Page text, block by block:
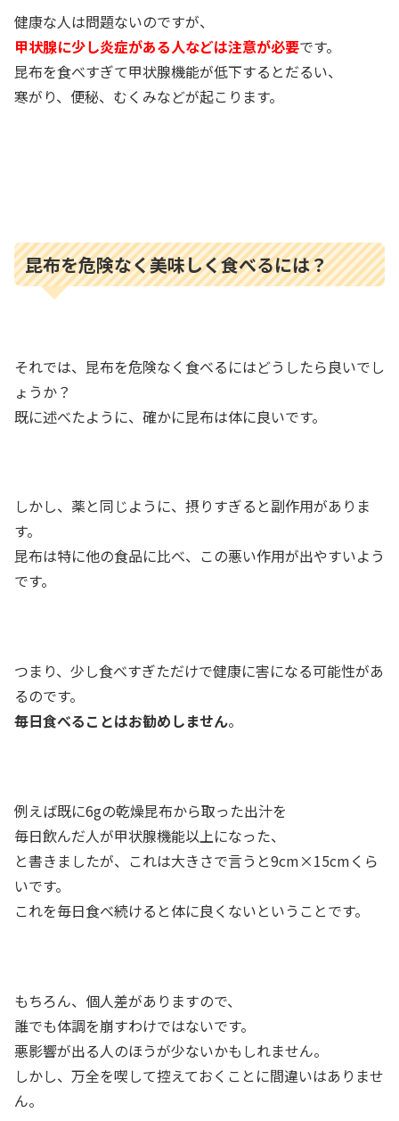
健康な人は問題ないのですが、
甲状腺に少し炎症がある人などは注意が必要です。
昆布を食べすぎて甲状腺機能が低下するとだるい、
寒がり、便秘、むくみなどが起こります。
昆布を危険なく美味しく食べるには？
それでは、昆布を危険なく食べるにはどうしたら良いでし
ょうか？
既に述べたように、確かに昆布は体に良いです。
しかし、薬と同じように、摂りすぎると副作用がありま
す。
昆布は特に他の食品に比べ、この悪い作用が出やすいよう
です。
つまり、少し食べすぎただけで健康に害になる可能性があ
るのです。
毎日食べることはお勧めしません。
例えば既に6gの乾燥昆布から取った出汁を
毎日飲んだ人が甲状腺機能以上になった、
と書きましたが、これは大きさで言うと9cm×15cmくら
いです。
これを毎日食べ続けると体に良くないということです。
もちろん、個人差がありますので、
誰でも体調を崩すわけではないです。
悪影響が出る人のほうが少ないかもしれません。
しかし、万全を喫して控えておくことに間違いはありませ
ん。